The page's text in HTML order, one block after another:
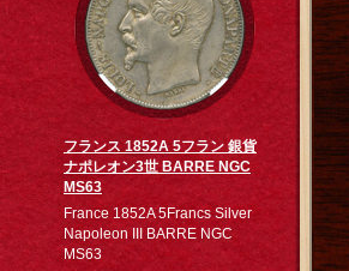
フランス 1852A 5フラン 銀貨
ナポレオン3世 BARRE NGC
MS63
France 1852A 5Francs Silver
Napoleon III BARRE NGC
MS63